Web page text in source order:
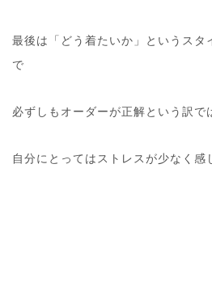
最後は「どう着たいか」というスタ
で
必ずしもオーダーが正解という訳で
自分にとってはストレスが少なく感